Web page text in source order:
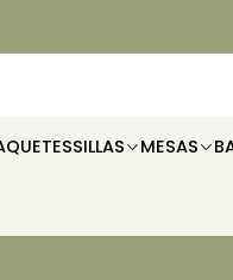
SILLAS MESAS